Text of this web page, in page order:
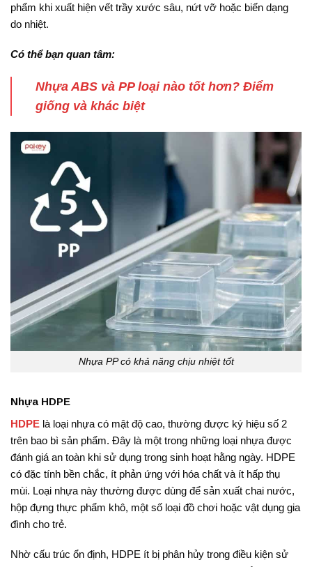
phẩm khi xuất hiện vết trầy xước sâu, nứt vỡ hoặc biến dạng
do nhiệt.
Có thể bạn quan tâm:
Nhựa ABS và PP loại nào tốt hơn? Điểm
giống và khác biệt
Nhựa PP có khả năng chịu nhiệt tốt
Nhựa HDPE
HDPE là loại nhựa có mật độ cao, thường được ký hiệu số 2
trên bao bì sản phẩm. Đây là một trong những loại nhựa được
đánh giá an toàn khi sử dụng trong sinh hoạt hằng ngày. HDPE
có đặc tính bền chắc, ít phản ứng với hóa chất và ít hấp thụ
mùi. Loại nhựa này thường được dùng để sản xuất chai nước,
hộp đựng thực phẩm khô, một số loại đồ chơi hoặc vật dụng gia
đình cho trẻ.
Nhờ cấu trúc ổn định, HDPE ít bị phân hủy trong điều kiện sử